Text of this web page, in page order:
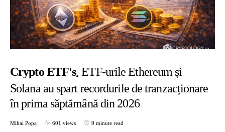
Crypto ETF's ETF-urile Ethereum și
Solana au spart recordurile de tranzacționare
în prima săptămână din 2026
Mihai Popa 601 views 9 minute read